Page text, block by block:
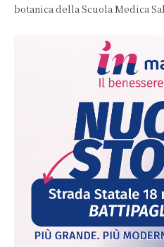
botanica della Scuola Medica